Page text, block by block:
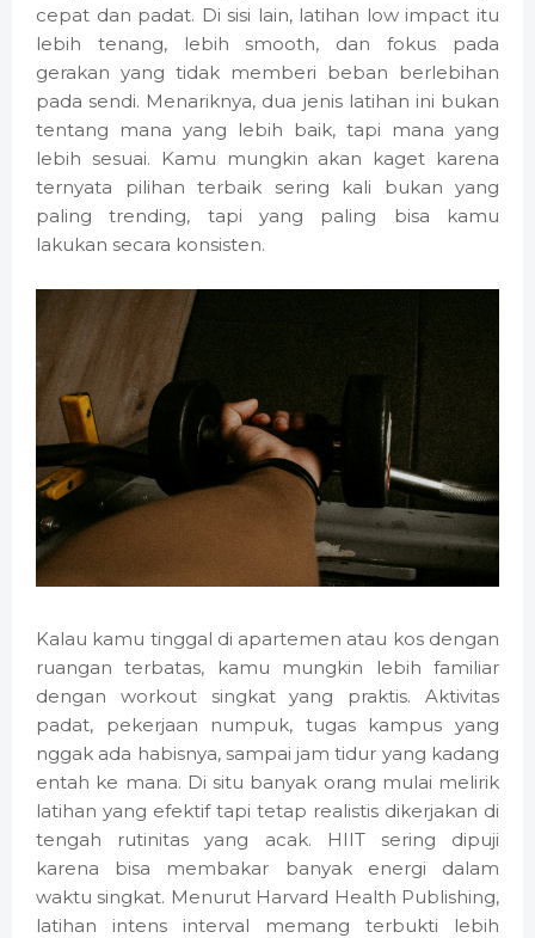
cepat dan padat. Di sisi lain, latihan low impact itu
lebih tenang, lebih smooth, dan fokus pada
gerakan yang tidak memberi beban berlebihan
pada sendi. Menariknya, dua jenis latihan ini bukan
tentang mana yang lebih baik, tapi mana yang
lebih sesuai. Kamu mungkin akan kaget karena
ternyata pilihan terbaik sering kali bukan yang
paling trending, tapi yang paling bisa kamu
lakukan secara konsisten.
Kalau kamu tinggal di apartemen atau kos dengan
ruangan terbatas, kamu mungkin lebih familiar
dengan workout singkat yang praktis. Aktivitas
padat, pekerjaan numpuk, tugas kampus yang
nggak ada habisnya, sampai jam tidur yang kadang
entah ke mana. Di situ banyak orang mulai melirik
latihan yang efektif tapi tetap realistis dikerjakan di
tengah rutinitas yang acak. HIIT sering dipuji
karena bisa membakar banyak energi dalam
waktu singkat. Menurut Harvard Health Publishing,
latihan intens interval memang terbukti lebih